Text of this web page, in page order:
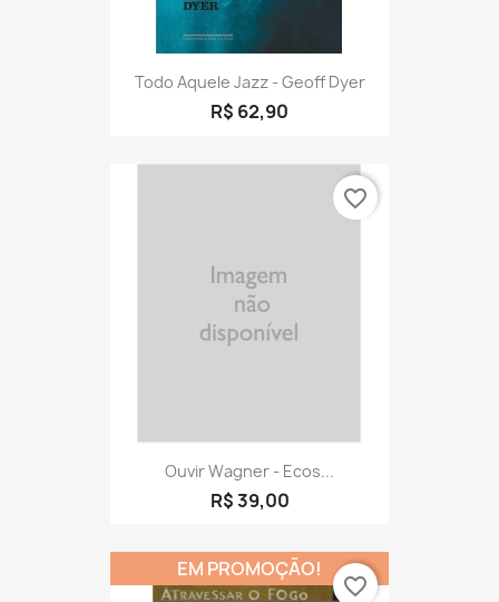
Todo Aquele Jazz - Geoff Dyer
R$ 62,90
Ouvir Wagner - Ecos...
R$ 39,00
favorite_border
EM PROMOÇÃO!
favorite_border